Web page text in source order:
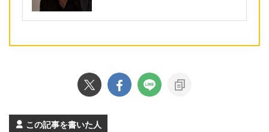
この記事を書いた人